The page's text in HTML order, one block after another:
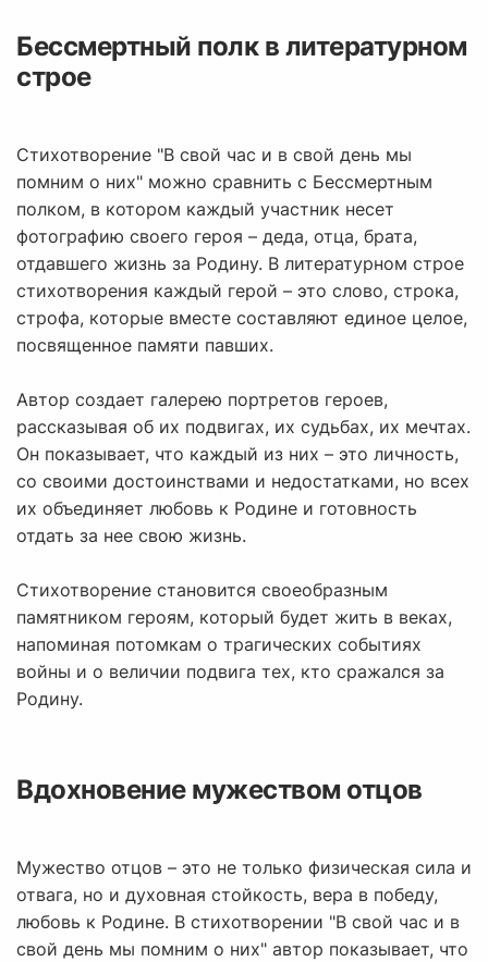
Бессмертный полк в литературном
строе
Стихотворение "В свой час и в свой день мы
помним о них" можно сравнить с Бессмертным
полком, в котором каждый участник несет
фотографию своего героя – деда, отца, брата,
отдавшего жизнь за Родину. В литературном строе
стихотворения каждый герой – это слово, строка,
строфа, которые вместе составляют единое целое,
посвященное памяти павших.
Автор создает галерею портретов героев,
рассказывая об их подвигах, их судьбах, их мечтах.
Он показывает, что каждый из них – это личность,
со своими достоинствами и недостатками, но всех
их объединяет любовь к Родине и готовность
отдать за нее свою жизнь.
Стихотворение становится своеобразным
памятником героям, который будет жить в веках,
напоминая потомкам о трагических событиях
войны и о величии подвига тех, кто сражался за
Родину.
Вдохновение мужеством отцов
Мужество отцов – это не только физическая сила и
отвага, но и духовная стойкость, вера в победу,
любовь к Родине. В стихотворении "В свой час и в
свой день мы помним о них" автор показывает, что